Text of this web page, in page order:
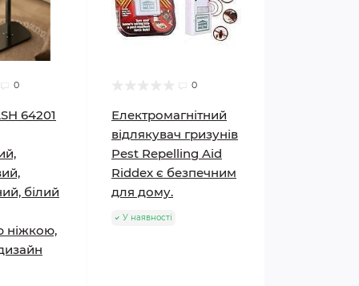
0
64201
білий
ніжкою,
0
Електромагнітний
відлякувач гризунів
Pest Repelling Aid
Riddex є безпечним
для дому.
У наявності